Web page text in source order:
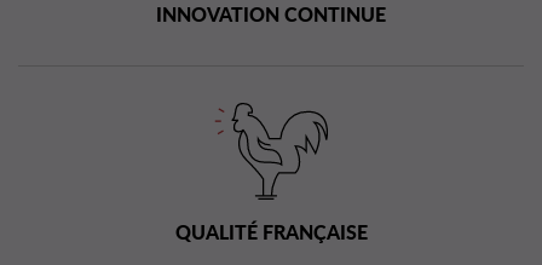
INNOVATION CONTINUE
QUALITÉ FRANÇAISE